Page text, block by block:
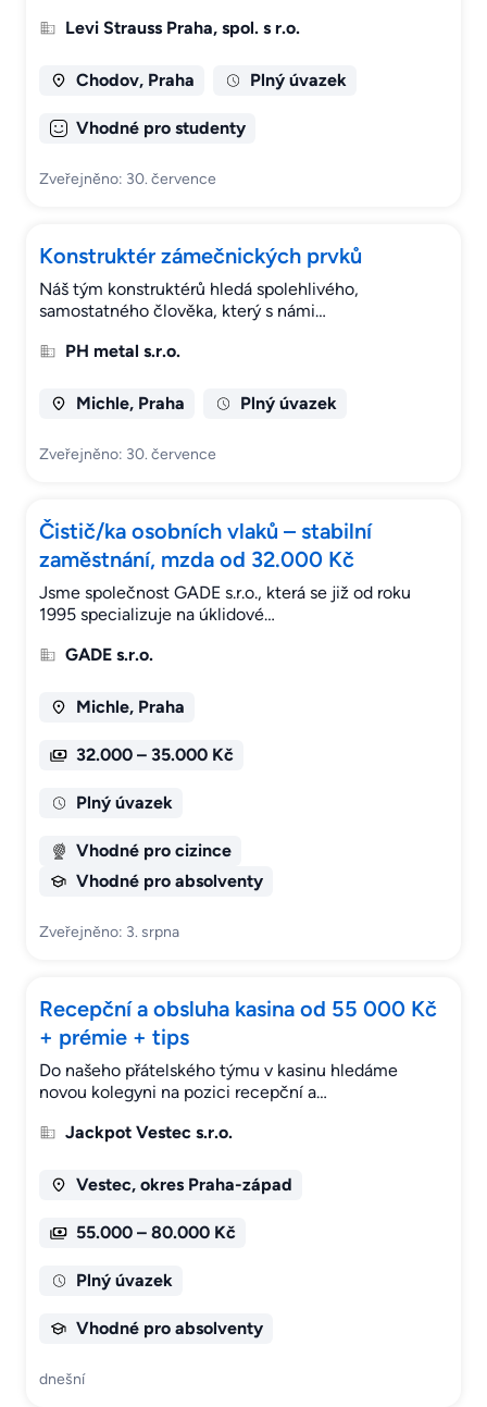
Levi Strauss Praha, spol. s r.o.
Chodov, Praha Plný úvazek
Vhodné pro studenty
Zveřejněno: 30. července
Konstruktér zámečnických prvků
Náš tým konstruktérů hledá spolehlivého,
samostatného člověka, který s námi…
PH metal s.r.o.
Michle, Praha Plný úvazek
Zveřejněno: 30. července
Čistič/ka osobních vlaků – stabilní
zaměstnání, mzda od 32.000 Kč
Jsme společnost GADE s.r.o., která se již od roku
1995 specializuje na úklidové…
GADE s.r.o.
Michle, Praha
32.000 – 35.000 Kč
Plný úvazek
Vhodné pro cizince
Vhodné pro absolventy
Zveřejněno: 3. srpna
Recepční a obsluha kasina od 55 000 Kč
+ prémie + tips
Do našeho přátelského týmu v kasinu hledáme
novou kolegyni na pozici recepční a…
Jackpot Vestec s.r.o.
Vestec, okres Praha-západ
55.000 – 80.000 Kč
Plný úvazek
Vhodné pro absolventy
dnešní